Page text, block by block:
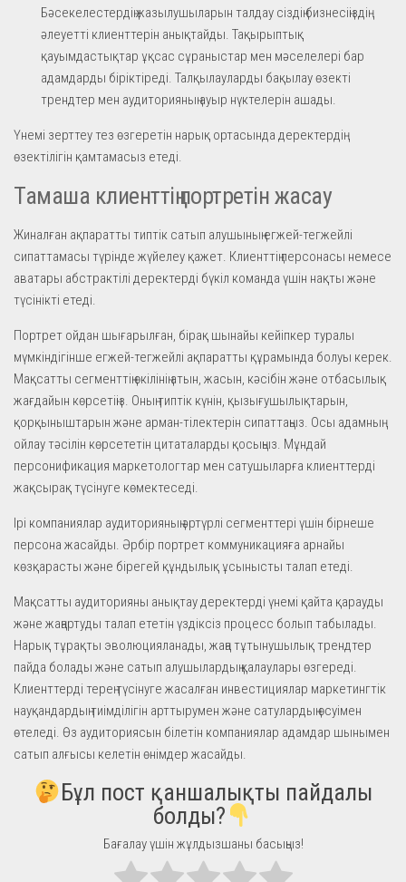
Бәсекелестердің жазылушыларын талдау сіздің бизнесіңіздің
әлеуетті клиенттерін анықтайды. Тақырыптық
қауымдастықтар ұқсас сұраныстар мен мәселелері бар
адамдарды біріктіреді. Талқылауларды бақылау өзекті
трендтер мен аудиторияның ауыр нүктелерін ашады.
Үнемі зерттеу тез өзгеретін нарық ортасында деректердің
өзектілігін қамтамасыз етеді.
Тамаша клиенттің портретін жасау
Жиналған ақпаратты типтік сатып алушының егжей-тегжейлі
сипаттамасы түрінде жүйелеу қажет. Клиенттің персонасы немесе
аватары абстрактілі деректерді бүкіл команда үшін нақты және
түсінікті етеді.
Портрет ойдан шығарылған, бірақ шынайы кейіпкер туралы
мүмкіндігінше егжей-тегжейлі ақпаратты құрамында болуы керек.
Мақсатты сегменттің өкілінің атын, жасын, кәсібін және отбасылық
жағдайын көрсетіңіз. Оның типтік күнін, қызығушылықтарын,
қорқыныштарын және арман-тілектерін сипаттаңыз. Осы адамның
ойлау тәсілін көрсететін цитаталарды қосыңыз. Мұндай
персонификация маркетологтар мен сатушыларға клиенттерді
жақсырақ түсінуге көмектеседі.
Ірі компаниялар аудиторияның әртүрлі сегменттері үшін бірнеше
персона жасайды. Әрбір портрет коммуникацияға арнайы
көзқарасты және бірегей құндылық ұсынысты талап етеді.
Мақсатты аудиторияны анықтау деректерді үнемі қайта қарауды
және жаңартуды талап ететін үздіксіз процесс болып табылады.
Нарық тұрақты эволюцияланады, жаңа тұтынушылық трендтер
пайда болады және сатып алушылардың қалаулары өзгереді.
Клиенттерді терең түсінуге жасалған инвестициялар маркетингтік
науқандардың тиімділігін арттырумен және сатулардың өсуімен
өтеледі. Өз аудиториясын білетін компаниялар адамдар шынымен
сатып алғысы келетін өнімдер жасайды.
Бұл пост қаншалықты пайдалы
болды?
Бағалау үшін жұлдызшаны басыңыз!